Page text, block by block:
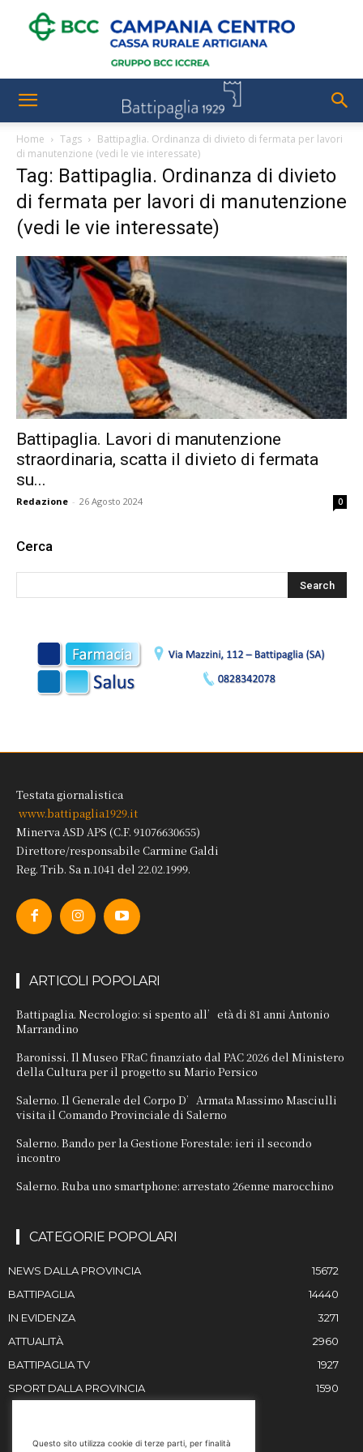
Home Tags
Battipaglia. Ordinanza di divieto di fermata per lavori
di manutenzione (vedi le vie interessate)
Tag: Battipaglia. Ordinanza di divieto
di fermata per lavori di manutenzione
(vedi le vie interessate)
Battipaglia. Lavori di manutenzione
straordinaria, scatta il divieto di fermata
su...
Redazione - 26 Agosto 2024 0
Cerca
Testata giornalistica
www.battipaglia1929.it
Minerva ASD APS (C.F. 91076630655)
Direttore/responsabile Carmine Galdi
Reg. Trib. Sa n.1041 del 22.02.1999.
ARTICOLI POPOLARI
Battipaglia. Necrologio: si spento all’età di 81 anni Antonio
Marrandino
Baronissi. Il Museo FRaC finanziato dal PAC 2026 del Ministero
della Cultura per il progetto su Mario Persico
Salerno. Il Generale del Corpo D’Armata Massimo Masciulli
visita il Comando Provinciale di Salerno
Salerno. Bando per la Gestione Forestale: ieri il secondo
incontro
Salerno. Ruba uno smartphone: arrestato 26enne marocchino
CATEGORIE POPOLARI
NEWS DALLA PROVINCIA
15672
BATTIPAGLIA
14440
IN EVIDENZA
3271
ATTUALITÀ
2960
BATTIPAGLIA TV
1927
SPORT DALLA PROVINCIA
1590
Questo sito utilizza cookie di terze parti, per finalità